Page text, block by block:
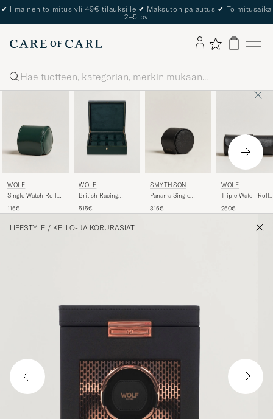
✔ Ilmainen toimitus yli 49€ tilauksille ✔ Maksuton palautus ✔ Toimitusaika
2–5 pv
Haku
WOLF
Single Watch Roll
Green
115€
WOLF
British Racing
Watch Box
515€
SMYTHSON
Panama Single
315€
WOLF
Triple Watch Roll
250€
LIFESTYLE / KELLO- JA KORURASIAT